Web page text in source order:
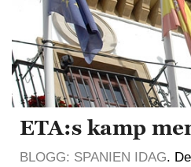
ETA:s kamp
BLOGG: SPANIEN IDAG.